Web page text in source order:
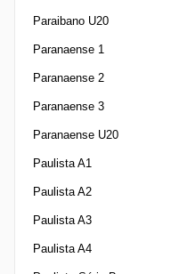
Paraibano U20
Paranaense 1
Paranaense 2
Paranaense 3
Paranaense U20
Paulista A1
Paulista A2
Paulista A3
Paulista A4